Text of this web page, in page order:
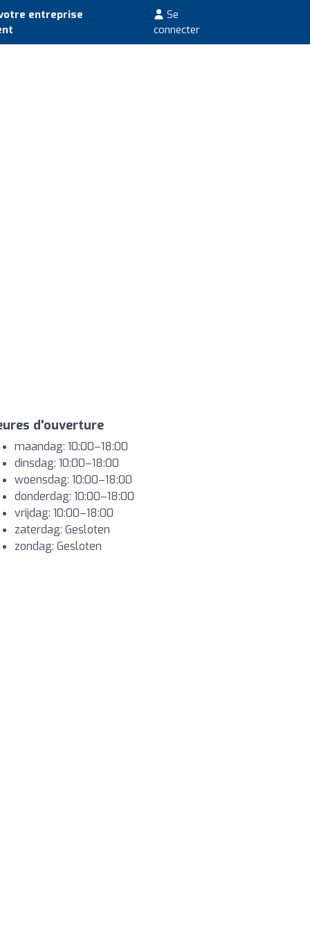
entreprise
Se
connecter
d'ouverture
maandag: 10:00–18:00
dinsdag: 10:00–18:00
woensdag: 10:00–18:00
donderdag: 10:00–18:00
vrijdag: 10:00–18:00
zaterdag: Gesloten
zondag: Gesloten